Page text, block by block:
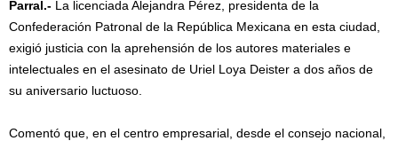
Parral.- La licenciada Alejandra Pérez, presidenta de la
Confederación Patronal de la República Mexicana en esta ciudad,
exigió justicia con la aprehensión de los autores materiales e
intelectuales en el asesinato de Uriel Loya Deister a dos años de
su aniversario luctuoso.
Comentó que, en el centro empresarial, desde el consejo nacional,